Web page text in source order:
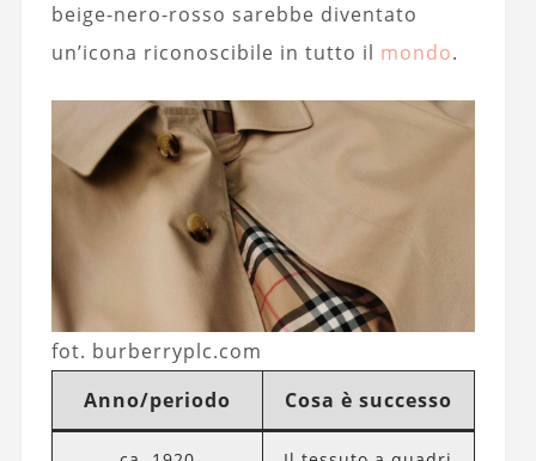
beige-nero-rosso sarebbe diventato
un’icona riconoscibile in tutto il mondo.
fot. burberryplc.com
Anno/periodo
Cosa è successo